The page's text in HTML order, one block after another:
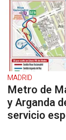
MADRID
Metro de
y Arganda
servicio